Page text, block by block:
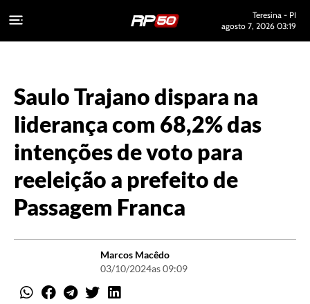
Teresina - PI
agosto 7, 2026 03:19
Saulo Trajano dispara na
liderança com 68,2% das
intenções de voto para
reeleição a prefeito de
Passagem Franca
Marcos Macêdo
03/10/2024as 09:09